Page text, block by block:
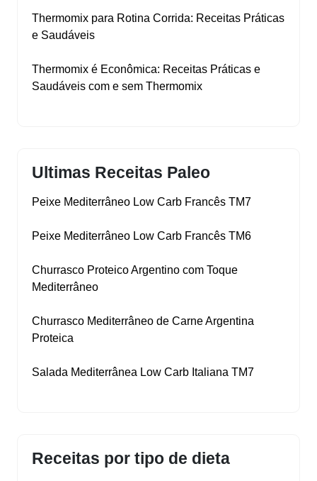
Thermomix para Rotina Corrida: Receitas Práticas
e Saudáveis
Thermomix é Econômica: Receitas Práticas e
Saudáveis com e sem Thermomix
Ultimas Receitas Paleo
Peixe Mediterrâneo Low Carb Francês TM7
Peixe Mediterrâneo Low Carb Francês TM6
Churrasco Proteico Argentino com Toque
Mediterrâneo
Churrasco Mediterrâneo de Carne Argentina
Proteica
Salada Mediterrânea Low Carb Italiana TM7
Receitas por tipo de dieta